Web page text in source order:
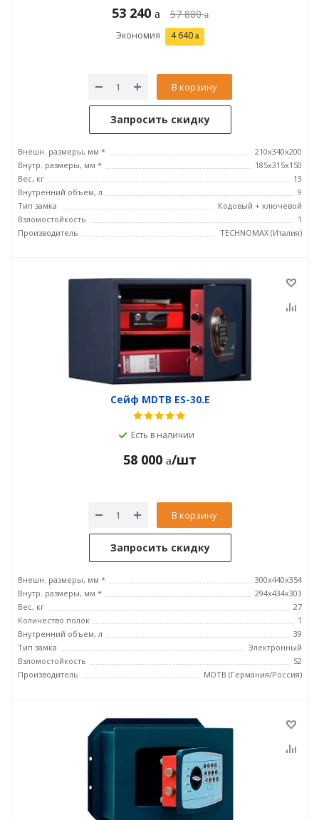
53 240 57 880
Экономия 4 640
В корзину
Запросить скидку
Внешн. размеры, мм *
210x340x200
Внутр. размеры, мм *
185х315х150
Вес, кг
13
Внутренний объем, л
9
Тип замка
Кодовый + ключевой
Взломостойкость
1
Производитель
TECHNOMAX (Италия)
Сейф MDTB ES-30.E
Есть в наличии
58 000 /шт
В корзину
Запросить скидку
Внешн. размеры, мм *
300x440x354
Внутр. размеры, мм *
294x434x303
Вес, кг
27
Количество полок
1
Внутренний объем, л
39
Тип замка
Электронный
Взломостойкость
S2
Производитель
MDTB (Германия/Россия)